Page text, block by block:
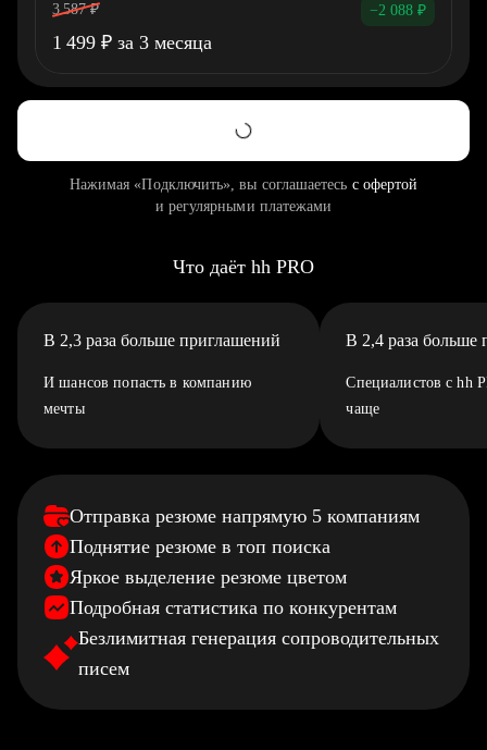
3 587 ₽ −2 088 ₽
1 499 ₽ за 3 месяца
Нажимая «Подключить», вы соглашаетесь с офертой
и регулярными платежами
Что даёт hh PRO
В 2,3 раза больше приглашений
И шансов попасть в компанию
мечты
В 2,4 раза больше
Специалистов с hh
чаще
Отправка резюме напрямую 5 компаниям
Поднятие резюме в топ поиска
Яркое выделение резюме цветом
Подробная статистика по конкурентам
Безлимитная генерация сопроводительных
писем